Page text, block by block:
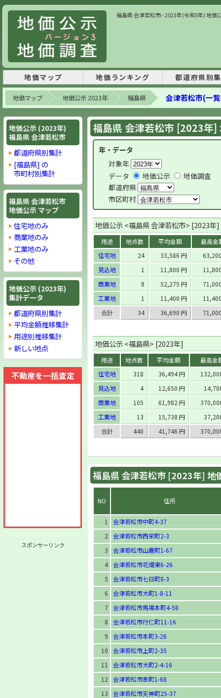
福島県 会津若松市 - 2023年(令和5年) 地
地価マップ 地価ランキング 都道府県別
地価マップ 地価公示 2023年 福島県 会津若松市(一
地価公示 (2023年)
福島県 会津若松市
都道府県別集計
[福島県] の
市町村別集計
福島県 会津若松市
地価公示 マップ
住宅地のみ
商業地のみ
工業地のみ
その他
地価公示 (2023年)
集計データ
都道府県別集計
平均金額推移集計
用途別推移集計
新しい地点
不動産を一括査定
スポンサーリンク
福島県 会津若松市 [2023年]
年・データ
対象年
データ
地価公示
地価調査
都道府県
市区町村
地価公示 <福島県 会津若松市> [2023年]
用途 地点数 平均金額
最高金
住宅地
24 33,586 円
見込地
1 11,800 円
商業地
8 52,275 円
工業地
1 11,400 円
合計
34 36,690 円
地価公示 <福島県> [2023年]
用途 地点数 平均金額
最高金
住宅地
318 36,494 円
見込地
4 12,650 円
商業地
105 61,982 円
工業地
13 15,738 円
合計
440 41,746 円
福島県 会津若松市 [2023年] 地
NO 住所
1
会津若松市中町4-37
2
会津若松市西栄町2-3
3
会津若松市山鹿町1-67
4 会津若松市花畑東6-26
5
会津若松市七日町8-3
6
会津若松市大町1-8-11
7 会津若松市馬場本町4-58
8
会津若松市行仁町11-16
9
会津若松市本町3-26
10
会津若松市上町2-35
11
会津若松市大町2-4-16
12
会津若松市表町1-68
13
会津若松市天神町25-37